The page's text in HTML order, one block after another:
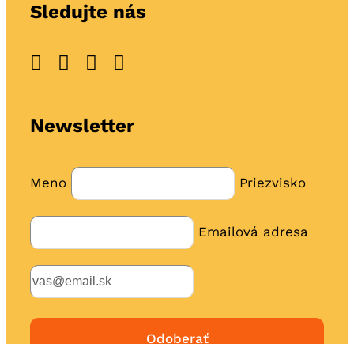
Sledujte nás
Newsletter
Meno Priezvisko
Emailová adresa